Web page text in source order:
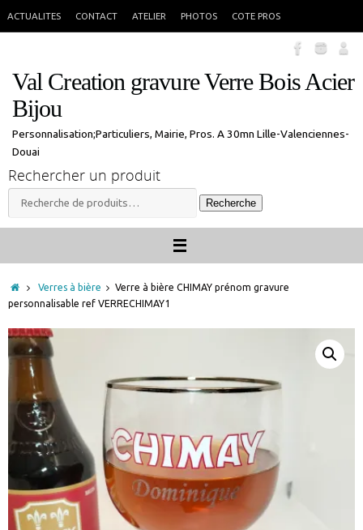
seront traitées à mon retour.
ACTUALITES CONTACT ATELIER PHOTOS COTE PROS
Val Creation gravure Verre Bois Acier
Bijou
Personnalisation;Particuliers, Mairie, Pros. A 30mn Lille-Valenciennes-
Douai
Rechercher un produit
Recherche
pour :
Recherche
Accueil
Verres à bière
Verre à bière CHIMAY prénom gravure
personnalisable ref VERRECHIMAY1